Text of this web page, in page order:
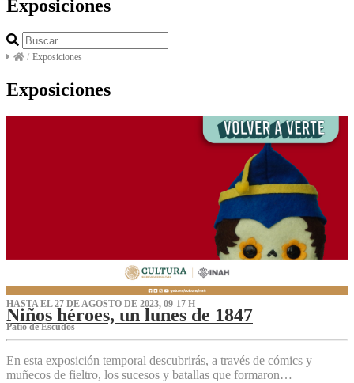
Exposiciones
/ Exposiciones
Exposiciones
HASTA EL 27 DE AGOSTO DE 2023, 09-17 H
Niños héroes, un lunes de 1847
Patio de Escudos
En esta exposición temporal descubrirás, a través de cómics y
muñecos de fieltro, los sucesos y batallas que formaron…